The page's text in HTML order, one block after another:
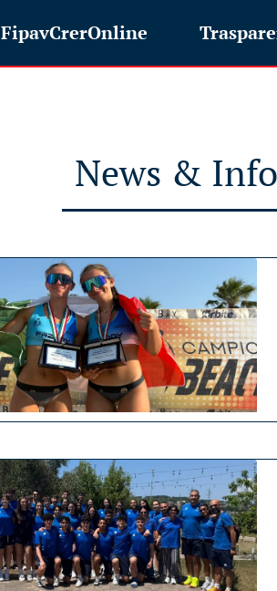
FipavCrerOnline
News & Info